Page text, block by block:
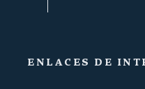
ENLACES DE